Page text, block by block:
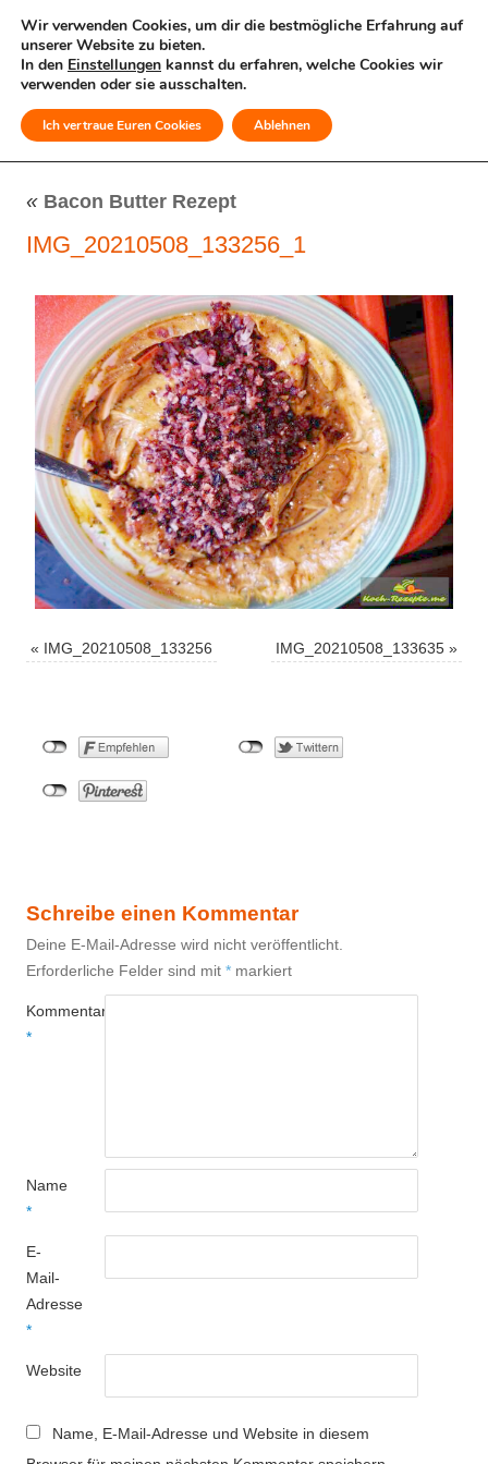
MENÜ
« Bacon Butter Rezept
IMG_20210508_133256_1
« IMG_20210508_133256 IMG_20210508_133635 »
Schreibe einen Kommentar
Deine E-Mail-Adresse wird nicht veröffentlicht.
Erforderliche Felder sind mit * markiert
Kommentar
*
Name
*
E-
Mail-
Adresse
*
Website
Name, E-Mail-Adresse und Website in diesem
Wir verwenden Cookies, um dir die bestmögliche Erfahrung auf
unserer Website zu bieten.
In den Einstellungen kannst du erfahren, welche Cookies wir
verwenden oder sie ausschalten.
Ich vertraue Euren Cookies Ablehnen